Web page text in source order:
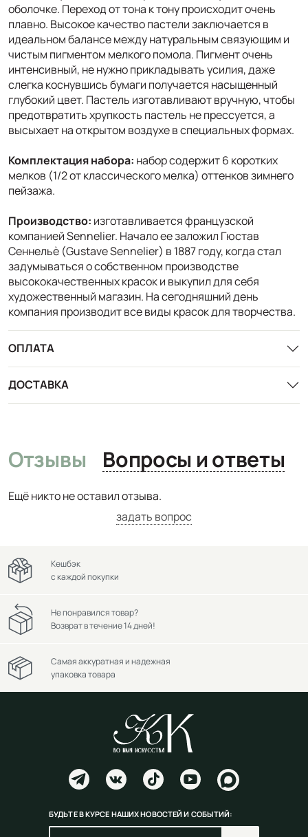
оболочке. Переход от тона к тону происходит очень
плавно. Высокое качество пастели заключается в
идеальном балансе между натуральным связующим и
чистым пигментом мелкого помола. Пигмент очень
интенсивный, не нужно прикладывать усилия, даже
слегка коснувшись бумаги получается насыщенный
глубокий цвет. Пастель изготавливают вручную, чтобы
предотвратить хрупкость пастель не прессуется, а
высыхает на открытом воздухе в специальных формах.
Комплектация набора: набор содержит 6 коротких
мелков (1/2 от классического мелка) оттенков зимнего
пейзажа.
Производство: изготавливается французской
компанией Sennelier. Начало ее заложил Гюстав
Сеннельѐ (Gustave Sennelier) в 1887 году, когда стал
задумываться о собственном производстве
высококачественных красок и выкупил для себя
художественный магазин. На сегодняшний день
компания производит все виды красок для творчества.
ОПЛАТА
ДОСТАВКА
Отзывы Вопросы и ответы
Ещё никто не оставил отзыва.
задать вопрос
Кешбэк
с каждой покупки
Не понравился товар?
Возврат в течение 14 дней!
Самая аккуратная и надежная
упаковка товара
БУДЬТЕ В КУРСЕ НАШИХ НОВОСТЕЙ И СОБЫТИЙ: